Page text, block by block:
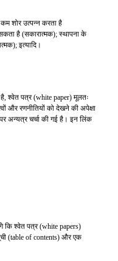
शोर उत्पन्न करता है
है (सकारात्मक); स्थापना के
इत्यादि।
श्वेत पत्र (white paper) मूलतः
और रणनीतियों को देखने की अपेक्षा
अन्यत्र चर्चा की गई है। इन लिंक
कि श्वेत पत्र (white papers)
(table of contents) और एक